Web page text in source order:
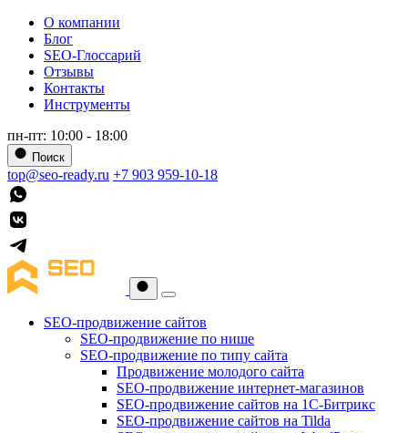
О компании
Блог
SEO-Глоссарий
Отзывы
Контакты
Инструменты
пн-пт: 10:00 - 18:00
Поиск
top@seo-ready.ru +7 903 959-10-18
SEO-продвижение сайтов
SEO-продвижение по нише
SEO-продвижение по типу сайта
Продвижение молодого сайта
SEO-продвижение интернет-магазинов
SEO-продвижение сайтов на 1С-Битрикс
SEO-продвижение сайтов на Tilda